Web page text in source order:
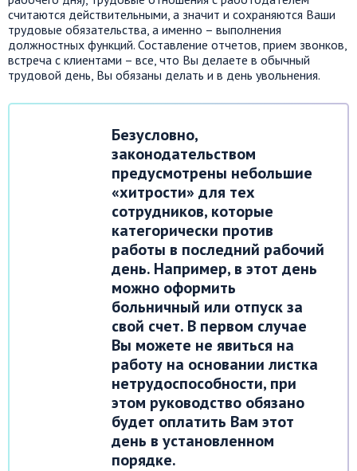
считаются действительными, а значит и сохраняются Ваши
трудовые обязательства, а именно – выполнения
должностных функций. Составление отчетов, прием звонков,
встреча с клиентами – все, что Вы делаете в обычный
трудовой день, Вы обязаны делать и в день увольнения.
Безусловно,
законодательством
предусмотрены небольшие
«хитрости» для тех
сотрудников, которые
категорически против
работы в последний рабочий
день. Например, в этот день
можно оформить
больничный или отпуск за
свой счет. В первом случае
Вы можете не явиться на
работу на основании листка
нетрудоспособности, при
этом руководство обязано
будет оплатить Вам этот
день в установленном
порядке.